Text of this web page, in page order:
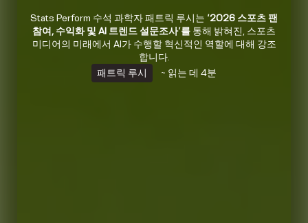
Stats Perform 수석 과학자 패트릭 루시는 ‘2026 스포츠 팬
참여, 수익화 및 AI 트렌드 설문조사’를 통해 밝혀진, 스포츠
미디어의 미래에서 AI가 수행할 혁신적인 역할에 대해 강조
합니다.
패트릭 루시
~ 읽는 데 4분